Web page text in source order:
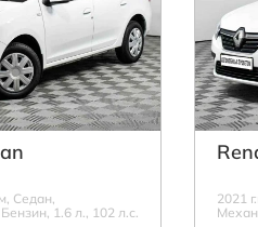
Седан,
1.6 л., 102 л.с.
2021